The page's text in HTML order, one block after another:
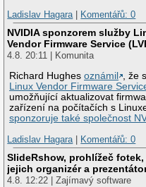
Ladislav Hagara
Komentářů: 0
NVIDIA sponzorem služby
Vendor Firmware Service
4.8. 20:11 | Komunita
Richard Hughesoznámil
, že
Linux Vendor Firmware
umožňující aktualizovat
zařízení na počítačích s
sponzoruje také společnost
Ladislav Hagara | Komentářů: 0
SlideRshow, prohlížeč fotek,
jejich organizér a
4.8. 12:22 | Zajímavý software